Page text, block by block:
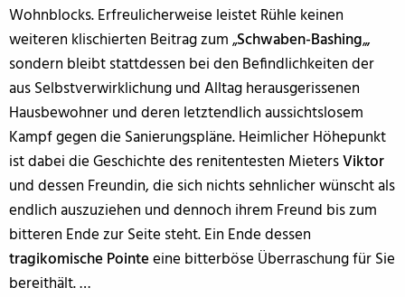
Wohnblocks. Erfreulicherweise leistet Rühle keinen
weiteren klischierten Beitrag zum „Schwaben-Bashing„,
sondern bleibt stattdessen bei den Befindlichkeiten der
aus Selbstverwirklichung und Alltag herausgerissenen
Hausbewohner und deren letztendlich aussichtslosem
Kampf gegen die Sanierungspläne. Heimlicher Höhepunkt
ist dabei die Geschichte des renitentesten MietersViktor
und dessen Freundin, die sich nichts sehnlicher wünscht als
endlich auszuziehen und dennoch ihrem Freund bis zum
bitteren Ende zur Seite steht. Ein Ende dessen
tragikomische Pointeeine bitterböse Überraschung für Sie
bereithält. …